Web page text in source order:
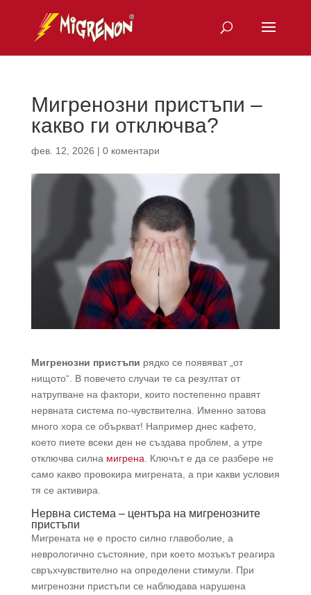
Мигренозни пристъпи –
какво ги отключва?
фев. 12, 2026 | 0 коментари
Мигренозни пристъпи рядко се появяват „от
нищото“. В повечето случаи те са резултат от
натрупване на фактори, които постепенно правят
нервната система по-чувствителна. Именно затова
много хора се объркват! Например днес кафето,
което пиете всеки ден не създава проблем, а утре
отключва силна мигрена . Ключът е да се разбере не
само какво провокира мигрената, а при какви условия
тя се активира.
Нервна система – центъра на мигренозните
пристъпи
Мигрената не е просто силно главоболие, а
неврологично състояние, при което мозъкът реагира
свръхчувствително на определени стимули. При
мигренозни пристъпи се наблюдава нарушена